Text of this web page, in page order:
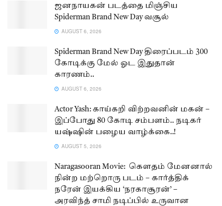
ஜனநாயகன் படத்தை மிஞ்சிய
Spiderman Brand New Day வசூல்
AUGUST 6, 2026
Spiderman Brand New Day திரைப்படம் 300
கோடிக்கு மேல் ஓட இதுதான்
காரணம்..
AUGUST 6, 2026
Actor Yash: காய்கறி விற்றவனின் மகன் –
இப்போது 80 கோடி சம்பளம்.. நடிகர்
யஷ்ஷின் பழைய வாழ்க்கை..!
AUGUST 5, 2026
Naragasooran Movie: கௌதம் மேனனால்
நின்ற மற்றொரு படம் – கார்த்திக்
நரேன் இயக்கிய ‘நரகாசூரன்’ –
அரவிந்த் சாமி நடிப்பில் உருவான